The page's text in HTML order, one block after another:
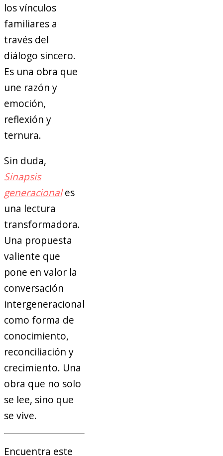
los vínculos
familiares a
través del
diálogo sincero.
Es una obra que
une razón y
emoción,
reflexión y
ternura.
Sin duda,
Sinapsis
generacionales
una lectura
transformadora.
Una propuesta
valiente que
pone en valor la
conversación
intergeneracional
como forma de
conocimiento,
reconciliación y
crecimiento. Una
obra que no solo
se lee, sino que
se vive.
Encuentra este